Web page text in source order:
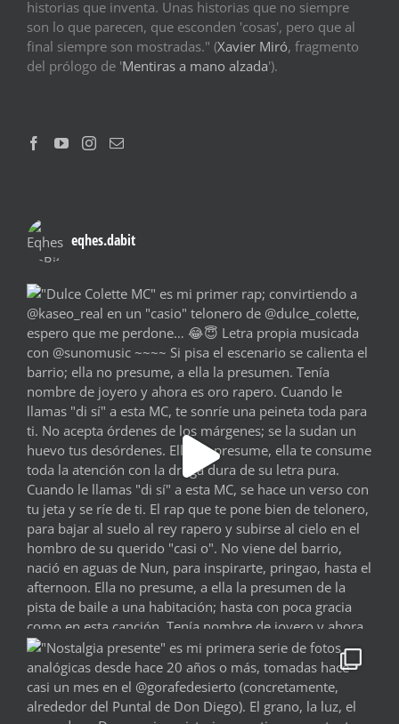
historias que inventa. Unas historias que no siempre
son lo que parecen, que esconden 'cosas', pero que al
final siempre son mostradas." (Xavier Miró, fragmento
del prólogo de 'Mentiras a mano alzada').
eqhes.dabit